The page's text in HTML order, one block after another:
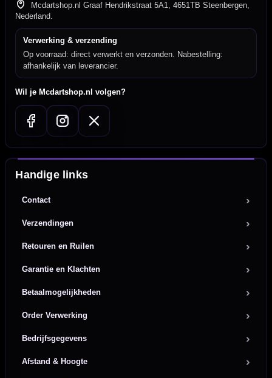
Mcdartshop.nl Graaf Hendrikstraat 5A1, 4651TB Steenbergen,
Nederland.
Verwerking & verzending
Op voorraad: direct verwerkt en verzonden. Nabestelling:
afhankelijk van leverancier.
Wil je Mcdartshop.nl volgen?
Handige links
Contact
Verzendingen
Retouren en Ruilen
Garantie en Klachten
Betaalmogelijkheden
Order Verwerking
Bedrijfsgegevens
Afstand & Hoogte